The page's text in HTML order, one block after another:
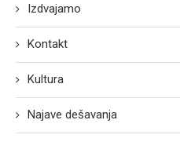
Izdvajamo
Kontakt
Kultura
Najave dešavanja